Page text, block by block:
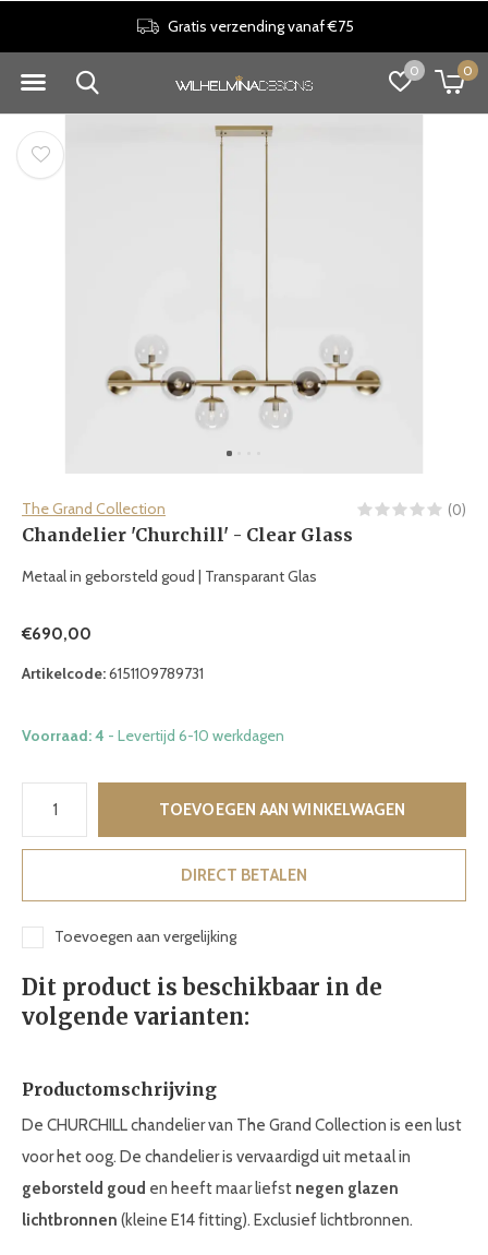
0 0
Gratis verzending vanaf €75
The Grand Collection (0)
Chandelier 'Churchill' - Clear Glass
Metaal in geborsteld goud | Transparant Glas
€690,00
Artikelcode:6151109789731
Voorraad: 4 - Levertijd 6-10 werkdagen
TOEVOEGEN AAN WINKELWAGEN
DIRECT BETALEN
Toevoegen aan vergelijking
Dit product is beschikbaar in de
volgende varianten:
Productomschrijving
De CHURCHILL chandelier van The Grand Collection is een lust
voor het oog. De chandelier is vervaardigd uit metaal in
geborsteld goud en heeft maar liefst negen glazen
lichtbronnen (kleine E14 fitting). Exclusief lichtbronnen.